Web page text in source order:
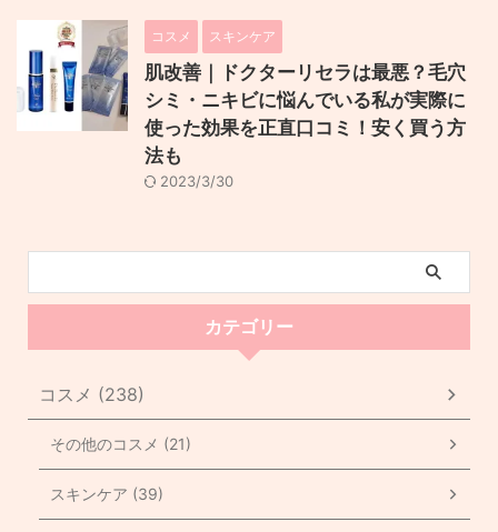
コスメ スキンケア
肌改善｜ドクターリセラは最悪？毛穴
シミ・ニキビに悩んでいる私が実際に
使った効果を正直口コミ！安く買う方
法も
2023/3/30
カテゴリー
コスメ (238)
その他のコスメ (21)
スキンケア (39)